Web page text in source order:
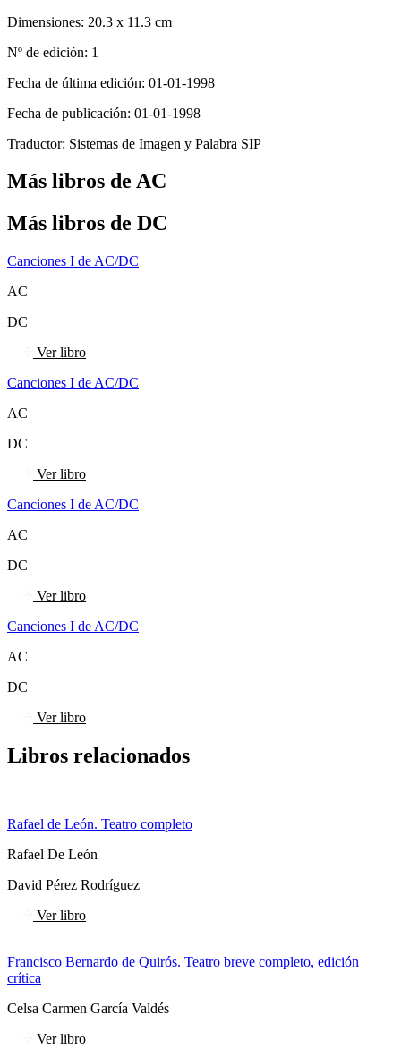
Dimensiones: 20.3 x 11.3 cm
Nº de edición: 1
Fecha de última edición: 01-01-1998
Fecha de publicación: 01-01-1998
Traductor: Sistemas de Imagen y Palabra SIP
Más libros de AC
Más libros de DC
Canciones I de AC/DC
AC
DC
Ver libro
Canciones I de AC/DC
AC
DC
Ver libro
Canciones I de AC/DC
AC
DC
Ver libro
Canciones I de AC/DC
AC
DC
Ver libro
Libros relacionados
Rafael de León. Teatro completo
Rafael De León
David Pérez Rodríguez
Ver libro
Francisco Bernardo de Quirós. Teatro breve completo, edición
crítica
Celsa Carmen García Valdés
Ver libro